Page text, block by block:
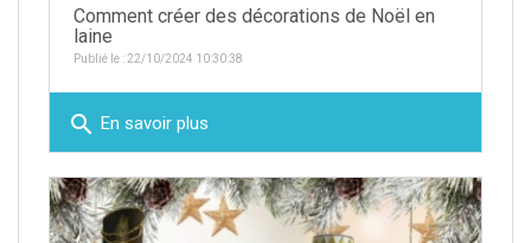
Comment créer des décorations de Noël en
laine
Publié le : 22/10/2024 10:30:38
search En savoir plus